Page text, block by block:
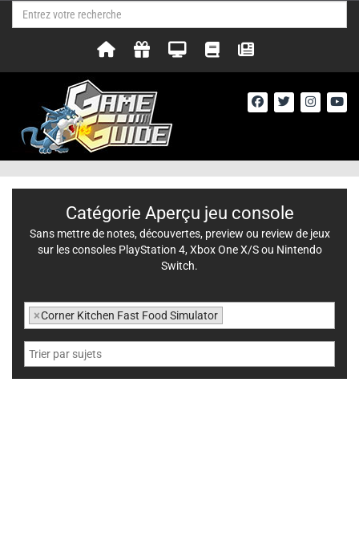
Catégorie Aperçu jeu console
Sans mettre de notes, découvertes, preview ou review de jeux
sur les consoles PlayStation 4, Xbox One X/S ou Nintendo
Switch.
×Corner Kitchen Fast Food Simulator